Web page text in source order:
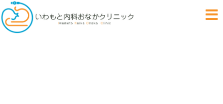
いわもと内科おなかクリ
おなかに優し